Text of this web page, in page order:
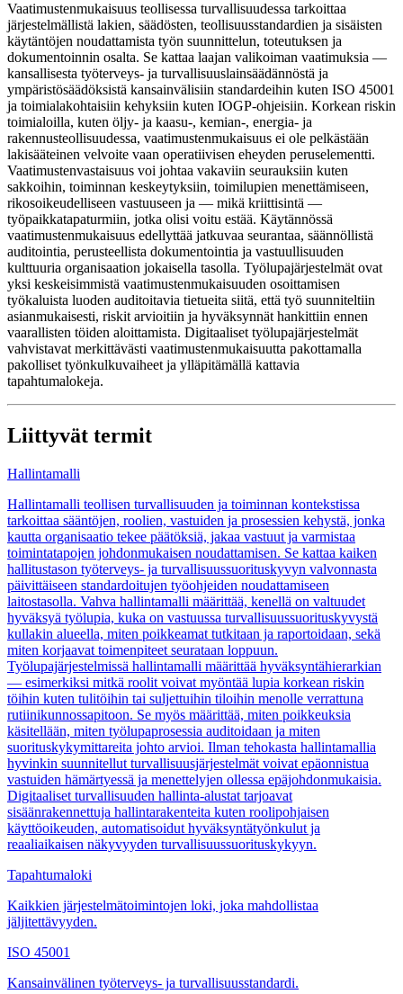
Vaatimustenmukaisuus teollisessa turvallisuudessa tarkoittaa
järjestelmällistä lakien, säädösten, teollisuusstandardien ja sisäisten
käytäntöjen noudattamista työn suunnittelun, toteutuksen ja
dokumentoinnin osalta. Se kattaa laajan valikoiman vaatimuksia —
kansallisesta työterveys- ja turvallisuuslainsäädännöstä ja
ympäristösäädöksistä kansainvälisiin standardeihin kuten ISO 45001
ja toimialakohtaisiin kehyksiin kuten IOGP-ohjeisiin. Korkean riskin
toimialoilla, kuten öljy- ja kaasu-, kemian-, energia- ja
rakennusteollisuudessa, vaatimustenmukaisuus ei ole pelkästään
lakisääteinen velvoite vaan operatiivisen eheyden peruselementti.
Vaatimustenvastaisuus voi johtaa vakaviin seurauksiin kuten
sakkoihin, toiminnan keskeytyksiin, toimilupien menettämiseen,
rikosoikeudelliseen vastuuseen ja — mikä kriittisintä —
työpaikkatapaturmiin, jotka olisi voitu estää. Käytännössä
vaatimustenmukaisuus edellyttää jatkuvaa seurantaa, säännöllistä
auditointia, perusteellista dokumentointia ja vastuullisuuden
kulttuuria organisaation jokaisella tasolla. Työlupajärjestelmät ovat
yksi keskeisimmistä vaatimustenmukaisuuden osoittamisen
työkaluista luoden auditoitavia tietueita siitä, että työ suunniteltiin
asianmukaisesti, riskit arvioitiin ja hyväksynnät hankittiin ennen
vaarallisten töiden aloittamista. Digitaaliset työlupajärjestelmät
vahvistavat merkittävästi vaatimustenmukaisuutta pakottamalla
pakolliset työnkulkuvaiheet ja ylläpitämällä kattavia
tapahtumalokeja.
Liittyvät termit
Hallintamalli
Hallintamalli teollisen turvallisuuden ja toiminnan kontekstissa
tarkoittaa sääntöjen, roolien, vastuiden ja prosessien kehystä, jonka
kautta organisaatio tekee päätöksiä, jakaa vastuut ja varmistaa
toimintatapojen johdonmukaisen noudattamisen. Se kattaa kaiken
hallitustason työterveys- ja turvallisuussuorituskyvyn valvonnasta
päivittäiseen standardoitujen työohjeiden noudattamiseen
laitostasolla. Vahva hallintamalli määrittää, kenellä on valtuudet
hyväksyä työlupia, kuka on vastuussa turvallisuussuorituskyvystä
kullakin alueella, miten poikkeamat tutkitaan ja raportoidaan, sekä
miten korjaavat toimenpiteet seurataan loppuun.
Työlupajärjestelmissä hallintamalli määrittää hyväksyntähierarkian
— esimerkiksi mitkä roolit voivat myöntää lupia korkean riskin
töihin kuten tulitöihin tai suljettuihin tiloihin menolle verrattuna
rutiinikunnossapitoon. Se myös määrittää, miten poikkeuksia
käsitellään, miten työlupaprosessia auditoidaan ja miten
suorituskykymittareita johto arvioi. Ilman tehokasta hallintamallia
hyvinkin suunnitellut turvallisuusjärjestelmät voivat epäonnistua
vastuiden hämärtyessä ja menettelyjen ollessa epäjohdonmukaisia.
Digitaaliset turvallisuuden hallinta-alustat tarjoavat
sisäänrakennettuja hallintarakenteita kuten roolipohjaisen
käyttöoikeuden, automatisoidut hyväksyntätyönkulut ja
reaaliaikaisen näkyvyyden turvallisuussuorituskykyyn.
Tapahtumaloki
Kaikkien järjestelmätoimintojen loki, joka mahdollistaa
jäljitettävyyden.
ISO 45001
Kansainvälinen työterveys- ja turvallisuusstandardi.